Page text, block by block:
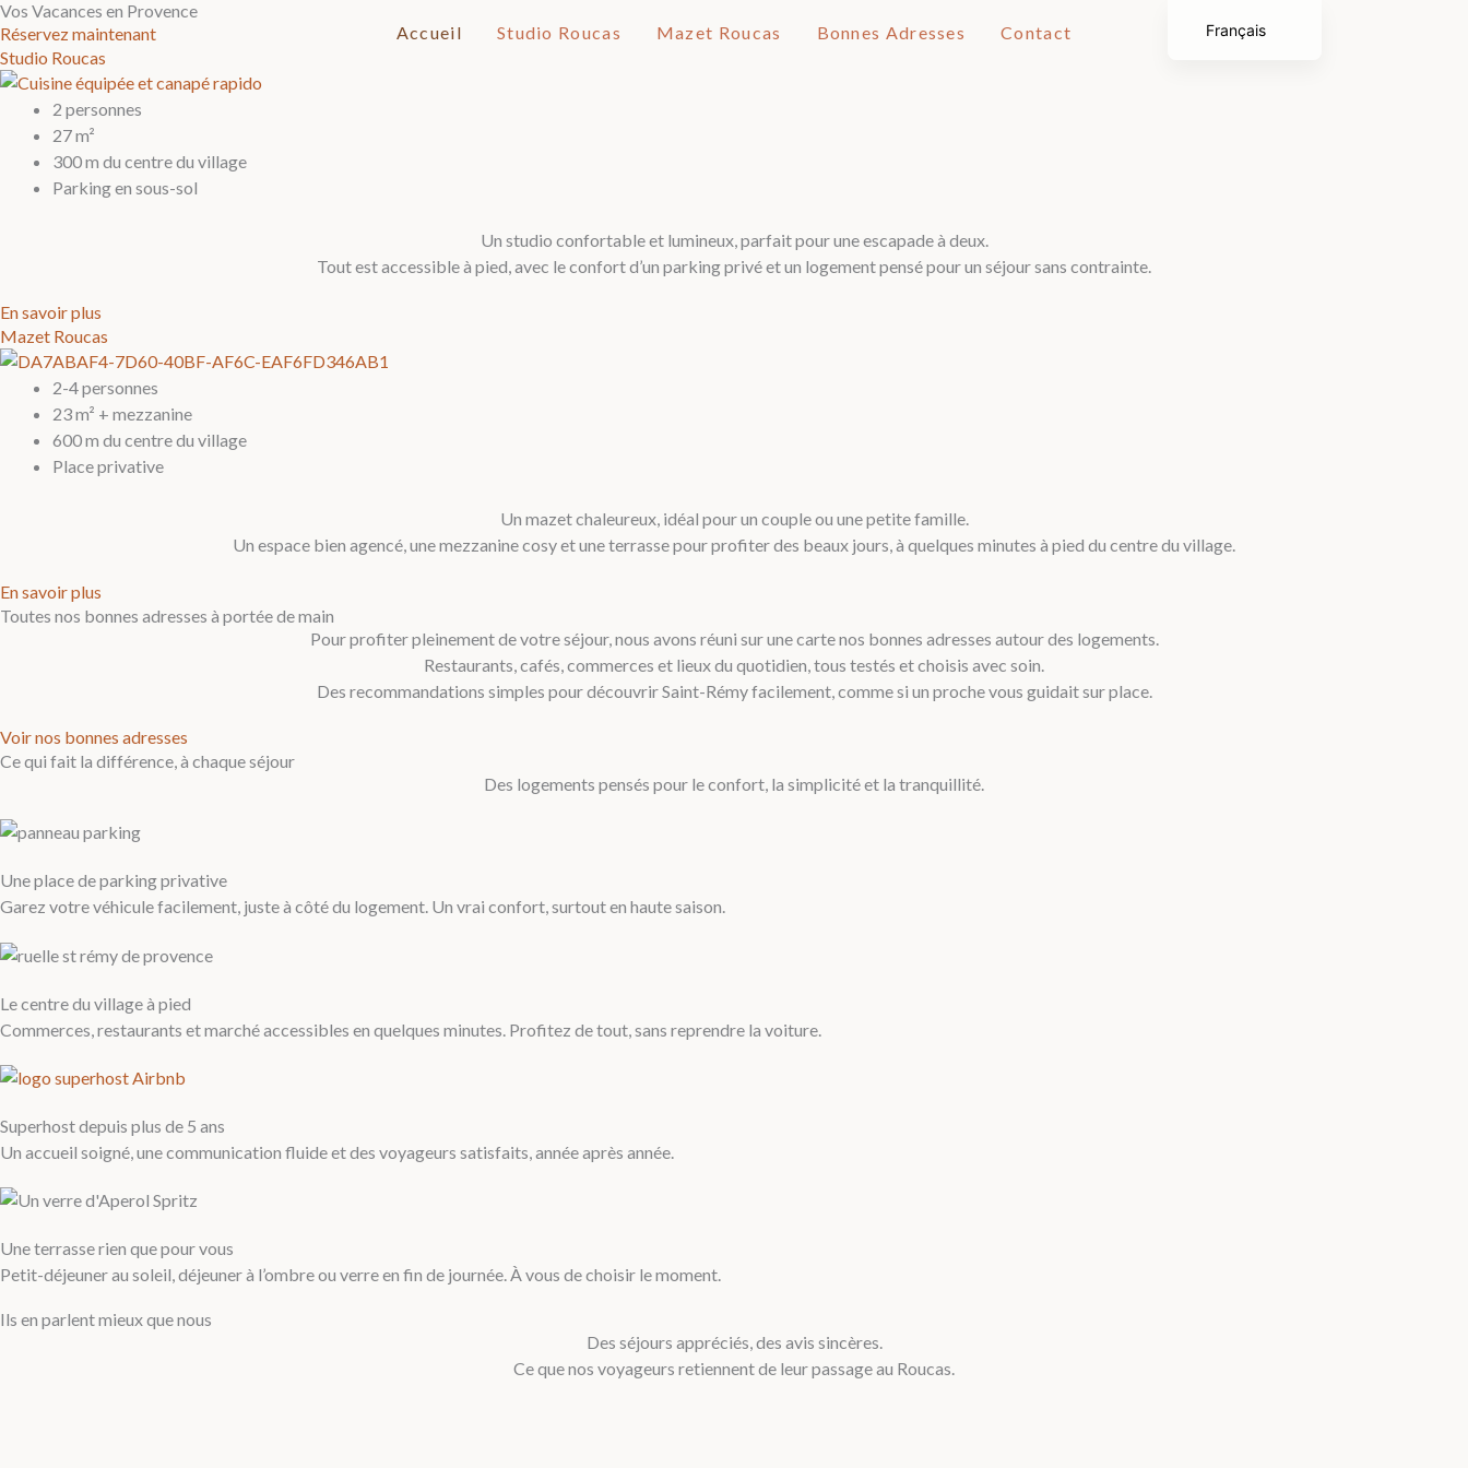
Aller
au
contenu
Accueil Studio Roucas Mazet Roucas Bonnes Adresses Contact
Vos Vacances en Provence
Réservez maintenant
Studio Roucas
2 personnes
27 m²
300 m du centre du village
Parking en sous-sol
Un studio confortable et lumineux, parfait pour une escapade à deux.
Tout est accessible à pied, avec le confort d’un parking privé et un logement pensé pour un séjour sans contrainte.
En savoir plus
Mazet Roucas
2-4 personnes
23 m² + mezzanine
600 m du centre du village
Place privative
Un mazet chaleureux, idéal pour un couple ou une petite famille.
Un espace bien agencé, une mezzanine cosy et une terrasse pour profiter des beaux jours, à quelques minutes à pied du centre du village.
En savoir plus
Toutes nos bonnes adresses à portée de main
Pour profiter pleinement de votre séjour, nous avons réuni sur une carte nos bonnes adresses autour des logements.
Restaurants, cafés, commerces et lieux du quotidien, tous testés et choisis avec soin.
Des recommandations simples pour découvrir Saint-Rémy facilement, comme si un proche vous guidait sur place.
Voir nos bonnes adresses
Ce qui fait la différence, à chaque séjour
Des logements pensés pour le confort, la simplicité et la tranquillité.
Une place de parking privative
Garez votre véhicule facilement, juste à côté du logement. Un vrai confort, surtout en haute saison.
Le centre du village à pied
Commerces, restaurants et marché accessibles en quelques minutes. Profitez de tout, sans reprendre la voiture.
Superhost depuis plus de 5 ans
Un accueil soigné, une communication fluide et des voyageurs satisfaits, année après année.
Une terrasse rien que pour vous
Petit-déjeuner au soleil, déjeuner à l’ombre ou verre en fin de journée. À vous de choisir le moment.
Ils en parlent mieux que nous
Des séjours appréciés, des avis sincères.
Ce que nos voyageurs retiennent de leur passage au Roucas.
Français